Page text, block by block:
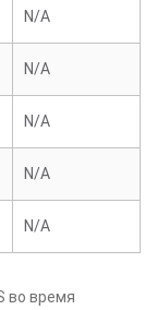
N/A
N/A
N/A
N/A
N/A
во время